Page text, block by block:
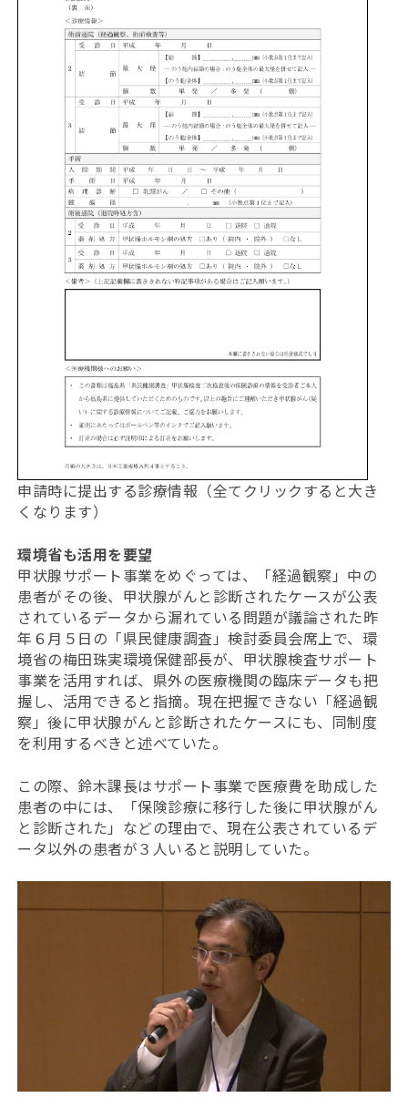
申請時に提出する診療情報（全てクリックすると大き
くなります）
環境省も活用を要望
甲状腺サポート事業をめぐっては、「経過観察」中の
患者がその後、甲状腺がんと診断されたケースが公表
されているデータから漏れている問題が議論された昨
年６月５日の「県民健康調査」検討委員会席上で、環
境省の梅田珠実環境保健部長が、甲状腺検査サポート
事業を活用すれば、県外の医療機関の臨床データも把
握し、活用できると指摘。現在把握できない「経過観
察」後に甲状腺がんと診断されたケースにも、同制度
を利用するべきと述べていた。
この際、鈴木課長はサポート事業で医療費を助成した
患者の中には、「保険診療に移行した後に甲状腺がん
と診断された」などの理由で、現在公表されているデ
ータ以外の患者が３人いると説明していた。